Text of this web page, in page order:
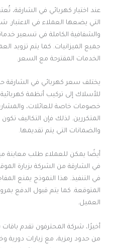
عند اختيار كهربائي في الشارقة،
التي يضعها العملاء في الاعتبار.
والشفافية الكاملة في تسعير
جميع الميزانيات. كما يتم تزويد
الخدمات المقترحة مع السعر.
يختلف سعر كهربائي في
للأسلاك إلى تركيب أنظمة
خصومات خاصة للعائلات،
المتكررين. لذلك فإن التكاليف تكون
والضمانات التي يتم تقديمها.
أيضًا يمكن للعملاء طلب معاينة
في الشارقة من الشركة بزيارة
في التنفيذ. هذا النموذج يمنع
المتوقعة. كما يتم قبول الدفع
العميل.
أخيرًا، شركة المحترفون تقدم
من حدود رمزية، مع زيارات